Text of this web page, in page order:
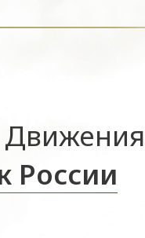
Движения
России